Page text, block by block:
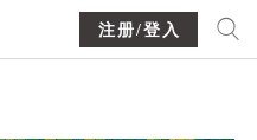
注册/登入